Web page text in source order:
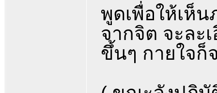
พูดเพื่อให้เห็
จากจิต จะละ
ขึ้นๆ กายใจก็